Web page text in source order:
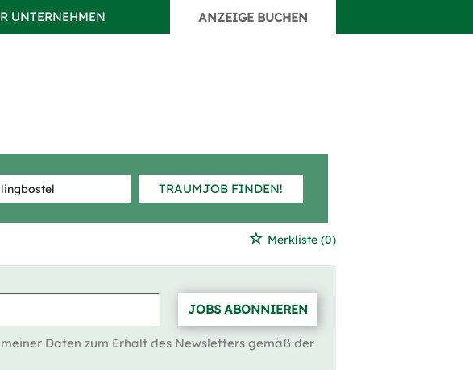
UNTERNEHMEN ANZEIGE BUCHEN
TRAUMJOB FINDEN!
Merkliste (0)
JOBS ABONNIEREN
Daten zum Erhalt des Newsletters gemäß der